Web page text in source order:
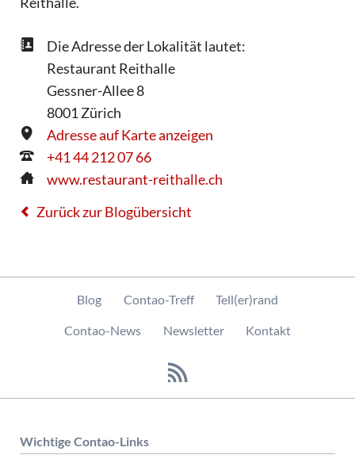
Die Adresse der Lokalität lautet:
Restaurant Reithalle
Gessner-Allee 8
8001 Zürich
Adresse auf Karte anzeigen
+41 44 212 07 66
www.restaurant-reithalle.ch
Zurück zur Blogübersicht
überspringen
Blog Contao-Treff Tell(er)rand
Contao-News Newsletter Kontakt
Wichtige Contao-Links